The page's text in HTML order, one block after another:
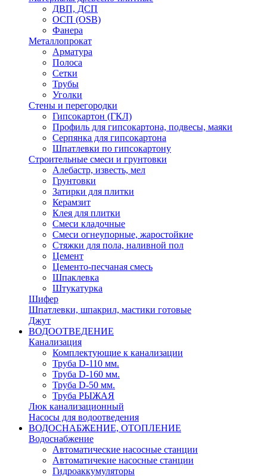
ДВП, ДСП
ОСП (OSB)
Фанера
Металлопрокат
Арматура
Полоса
Сетки
Трубы
Уголки
Стены и перегородки
Гипсокартон (ГКЛ)
Профиль для гипсокартона, подвесы, маяки
Серпянка для гипсокартона
Шпатлевки по гипсокартону
Строительные смеси и грунтовки
Алебастр, известь, мел
Грунтовки
Затирки для плитки
Керамзит
Клея для плитки
Смеси кладочные
Смеси огнеупорные, жаростойкие
Стяжки для пола, наливной пол
Цемент
Цементо-песчаная смесь
Шпаклевка
Штукатурка
Шифер
Шпатлевки, шпакрил, мастики готовые
Джут
ВОДООТВЕДЕНИЕ
Канализация
Комплектующие к канализации
Труба D-110 мм.
Труба D-160 мм.
Труба D-50 мм.
Труба РЫЖАЯ
Люк канализационный
Насосы для водоотведения
ВОДОСНАБЖЕНИЕ, ОТОПЛЕНИЕ
Водоснабжение
Автоматичеcкие насосные станции
Автоматичекие насосные станции
Гидроаккумуляторы